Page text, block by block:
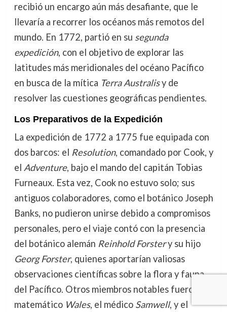
recibió un encargo aún más desafiante, que le
llevaría a recorrer los océanos más remotos del
mundo. En 1772, partió en su segunda
expedición, con el objetivo de explorar las
latitudes más meridionales del océano Pacífico
en busca de la mítica Terra Australisy de
resolver las cuestiones geográficas pendientes.
Los Preparativos de la Expedición
La expedición de 1772 a 1775 fue equipada con
dos barcos: el Resolution, comandado por Cook, y
el Adventure, bajo el mando del capitán Tobias
Furneaux. Esta vez, Cook no estuvo solo; sus
antiguos colaboradores, como el botánico Joseph
Banks, no pudieron unirse debido a compromisos
personales, pero el viaje contó con la presencia
del botánico alemán Reinhold Forstery su hijo
Georg Forster, quienes aportarían valiosas
observaciones científicas sobre la flora y fauna
del Pacífico. Otros miembros notables fueron el
matemático Wales, el médico Samwell, y el